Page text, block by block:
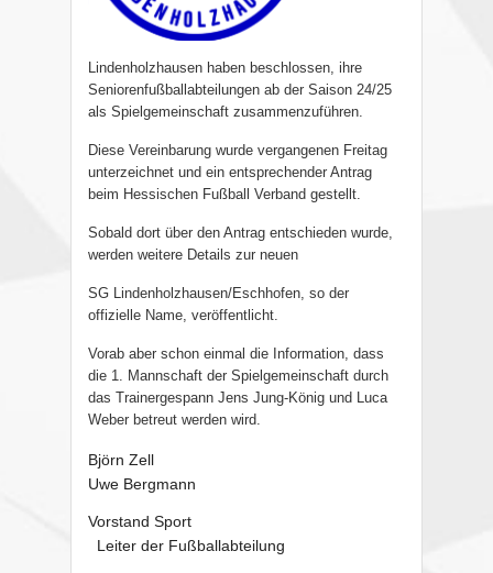
Lindenholzhausen haben beschlossen, ihre
Seniorenfußballabteilungen ab der Saison 24/25
als Spielgemeinschaft zusammenzuführen.
Diese Vereinbarung wurde vergangenen Freitag
unterzeichnet und ein entsprechender Antrag
beim Hessischen Fußball Verband gestellt.
Sobald dort über den Antrag entschieden wurde,
werden weitere Details zur neuen
SG Lindenholzhausen/Eschhofen, so der
offizielle Name, veröffentlicht.
Vorab aber schon einmal die Information, dass
die 1. Mannschaft der Spielgemeinschaft durch
das Trainergespann Jens Jung-König und Luca
Weber betreut werden wird.
Björn Zell
Uwe Bergmann
Vorstand Sport
Leiter der Fußballabteilung